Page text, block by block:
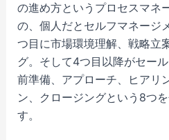
の進め方というプロセスマネ
の、個人だとセルフマネージ
つ目に市場環境理解、戦略立
グ。そして4つ目以降がセー
前準備、アプローチ、ヒアリ
ン、クロージングという8つ
す。